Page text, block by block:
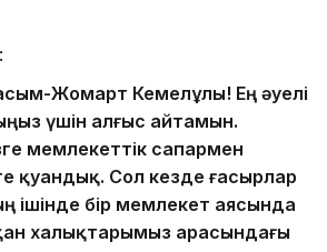
Қасым-Жомарт Кемелұлы! Ең әуелі
үшін алғыс айтамын.
мемлекеттік сапармен
қуандық. Сол кезде ғасырлар
ішінде бір мемлекет аясында
халықтарымыз арасындағы